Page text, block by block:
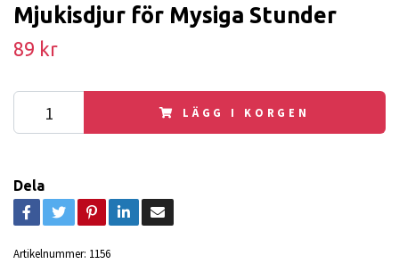
Mjukisdjur för Mysiga Stunder
89 kr
LÄGG I KORGEN
Dela
Artikelnummer: 1156